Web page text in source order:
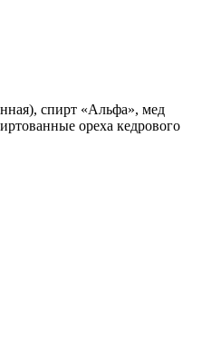
спирт «Альфа», мед
ореха кедрового